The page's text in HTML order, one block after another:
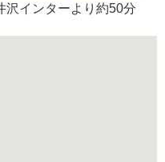
沢インターより約50分